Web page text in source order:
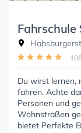
Fahrschule
Du wirst lernen,
fahren. Achte
Personen und
Wohnstraßen
bietet Perfekte